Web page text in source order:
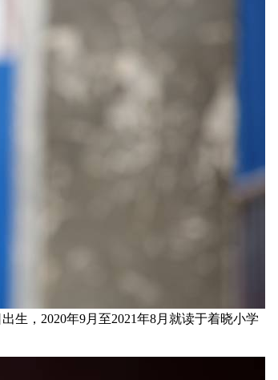
出生， 2020年9月至2021年8月就读于着晓小学